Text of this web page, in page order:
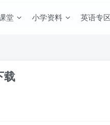
堂 小学资料 英语专区
载